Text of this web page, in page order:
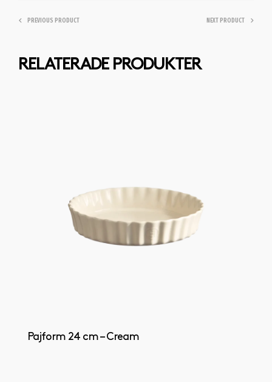
PREVIOUS PRODUCT NEXT PRODUCT
RELATERADE PRODUKTER
Pajform 24 cm – Cream